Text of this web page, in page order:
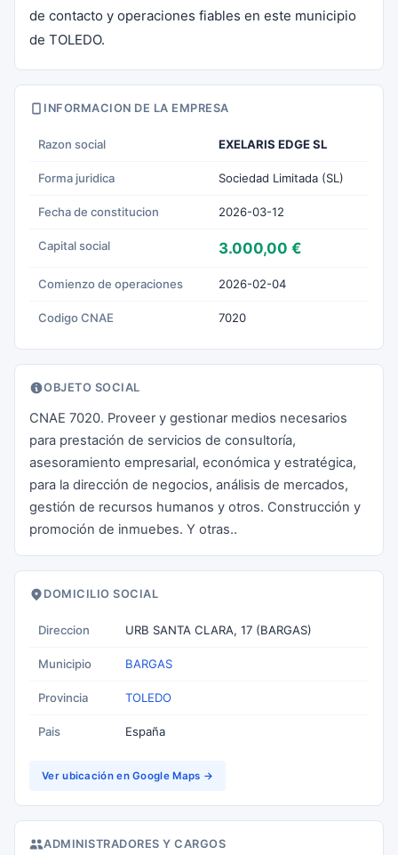
de contacto y operaciones fiables en este municipio
de TOLEDO.
INFORMACION DE LA EMPRESA
Razon social EXELARIS EDGE SL
Forma juridica Sociedad Limitada (SL)
Fecha de constitucion 2026-03-12
Capital social 3.000,00 €
Comienzo de operaciones 2026-02-04
Codigo CNAE 7020
OBJETO SOCIAL
CNAE 7020. Proveer y gestionar medios necesarios
para prestación de servicios de consultoría,
asesoramiento empresarial, económica y estratégica,
para la dirección de negocios, análisis de mercados,
gestión de recursos humanos y otros. Construcción y
promoción de inmuebes. Y otras..
DOMICILIO SOCIAL
Direccion URB SANTA CLARA, 17 (BARGAS)
Municipio BARGAS
Provincia TOLEDO
Pais España
Ver ubicación en Google Maps →
ADMINISTRADORES Y CARGOS